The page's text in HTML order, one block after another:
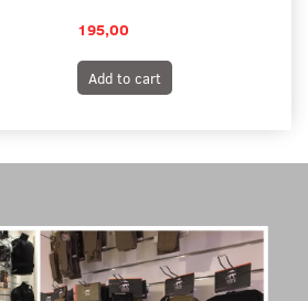
195,00
Add to cart